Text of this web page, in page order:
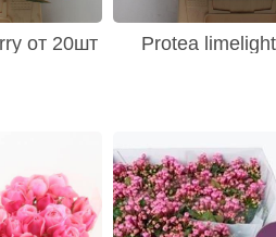
от 20шт Protea